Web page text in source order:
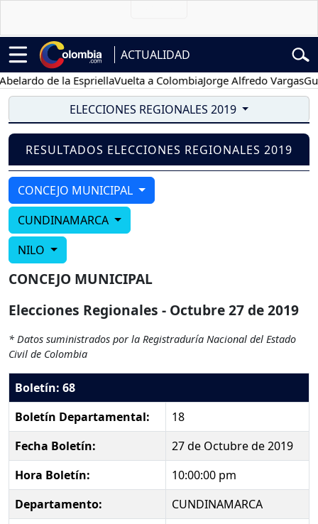
ACTUALIDAD
de la EspriellaVuelta a ColombiaJorge Alfredo Vargas
ELECCIONES REGIONALES 2019
RESULTADOS ELECCIONES REGIONALES 2019
CONCEJO MUNICIPAL
CUNDINAMARCA
NILO
CONCEJO MUNICIPAL
Elecciones Regionales - Octubre 27 de 2019
* Datos suministrados por la Registraduría Nacional del Estado
Civil de Colombia
Boletín: 68
Boletín Departamental:
18
Fecha Boletín:
27 de Octubre de 2019
Hora Boletín:
10:00:00 pm
Departamento:
CUNDINAMARCA